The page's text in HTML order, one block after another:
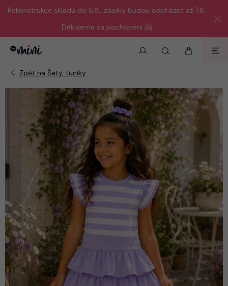
Rekonstrukce skladu do 6.8., zásilky budou odcházet až 7.8.
Děkujeme za pochopení 🤗